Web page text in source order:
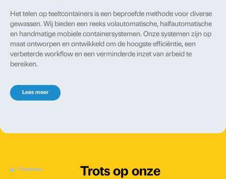
Het telen op teeltcontainers is een beproefde methode voor diverse
gewassen. Wij bieden een reeks volautomatische, halfautomatische
en handmatige mobiele containersystemen. Onze systemen zijn op
maat ontworpen en ontwikkeld om de hoogste efficiëntie, een
verbeterde workflow en een verminderde inzet van arbeid te
bereiken.
Lees meer
Projecten
Trots op onze